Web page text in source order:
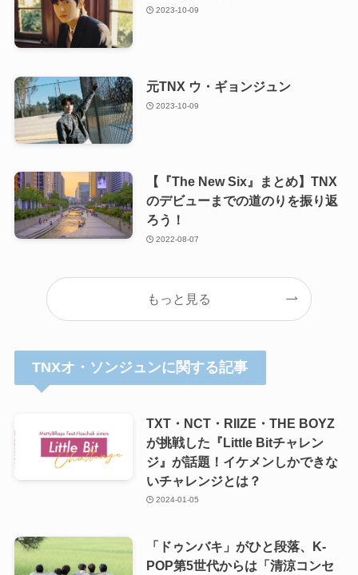
2023-10-09
元TNX ウ・ギョンジュン
2023-10-09
【『The New Six』まとめ】TNX
のデビューまでの道のりを振り返
ろう！
2022-08-07
もっと見る
TNXオ・ソンジュンに関する記事
TXT・NCT・RIIZE・THE BOYZ
が挑戦した『Little Bitチャレン
ジ』が話題！イケメンしかできな
いチャレンジとは？
2024-01-05
「ドゥンバキ」がひと段落、K-
POP第5世代からは「清涼コンセ